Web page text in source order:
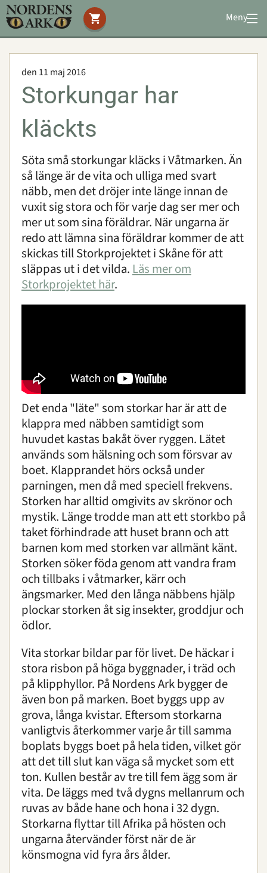
Meny
Stöd oss
Bevarande
Konferens
Om oss | Öppettider | Press
Sök
den 11 maj 2016
Storkungar har
kläckts
Söta små storkungar kläcks i Våtmarken. Än
så länge är de vita och ulliga med svart
näbb, men det dröjer inte länge innan de
vuxit sig stora och för varje dag ser mer och
mer ut som sina föräldrar. När ungarna är
redo att lämna sina föräldrar kommer de att
skickas till Storkprojektet i Skåne för att
släppas ut i det vilda. Läs mer om
Storkprojektet här.
Det enda "läte" som storkar har är att de
klappra med näbben samtidigt som
huvudet kastas bakåt över ryggen. Lätet
används som hälsning och som försvar av
boet. Klapprandet hörs också under
parningen, men då med speciell frekvens.
Storken har alltid omgivits av skrönor och
mystik. Länge trodde man att ett storkbo på
taket förhindrade att huset brann och att
barnen kom med storken var allmänt känt.
Storken söker föda genom att vandra fram
och tillbaks i våtmarker, kärr och
ängsmarker. Med den långa näbbens hjälp
plockar storken åt sig insekter, groddjur och
ödlor.
Vita storkar bildar par för livet. De häckar i
stora risbon på höga byggnader, i träd och
på klipphyllor. På Nordens Ark bygger de
även bon på marken. Boet byggs upp av
grova, långa kvistar. Eftersom storkarna
vanligtvis återkommer varje år till samma
boplats byggs boet på hela tiden, vilket gör
att det till slut kan väga så mycket som ett
ton. Kullen består av tre till fem ägg som är
vita. De läggs med två dygns mellanrum och
ruvas av både hane och hona i 32 dygn.
Storkarna flyttar till Afrika på hösten och
ungarna återvänder först när de är
könsmogna vid fyra års ålder.